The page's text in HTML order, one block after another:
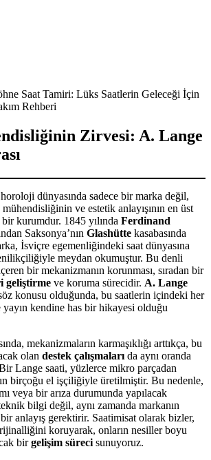
Saat Tamiri: Lüks Saatlerin Geleceği İçin
Rehberi
Zirvesi: A. Lange
dünyasında sadece bir marka değil,
ve estetik anlayışının en üst
bir kurumdur. 1845 yılında Ferdinand
Saksonya’nın Glashütte kasabasında
İsviçre egemenliğindeki saat dünyasına
meydan okumuştur. Bu denli
bir mekanizmanın korunması, sıradan bir
geliştirme ve koruma sürecidir. A. Lange
konusu olduğunda, bu saatlerin içindeki her
yayın kendine has bir hikayesi olduğu
mekanizmaların karmaşıklığı arttıkça, bu
olan destek çalışmaları da aynı oranda
Lange saati, yüzlerce mikro parçadan
birçoğu el işçiliğiyle üretilmiştir. Bu nedenle,
veya bir arıza durumunda yapılacak
bilgi değil, aynı zamanda markanın
anlayış gerektirir. Saatimisat olarak bizler,
koruyarak, onların nesiller boyu
birgelişim süreci sunuyoruz.